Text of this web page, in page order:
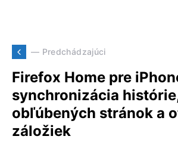
— Predchádzajúci
Firefox Home pre
synchronizácia
obľúbených stránok a
záložiek